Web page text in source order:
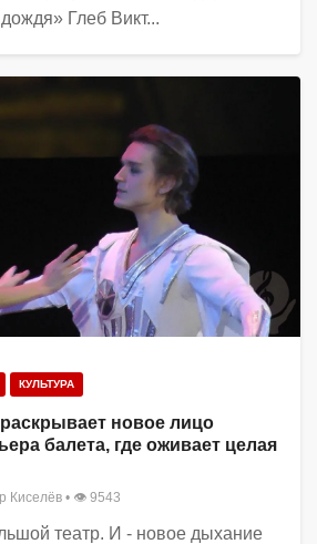
Глеб Викт...
КУЛЬТУРА
новое лицо
балета, где оживает целая
Киселёв • 👁 9543
театр. И - новое дыхание